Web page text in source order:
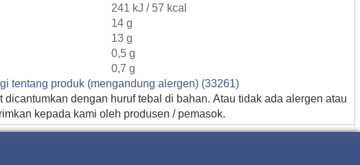
241 kJ / 57 kcal
14 g
13 g
0,5 g
0,7 g
tentang produk (mengandung alergen) (33261)
dicantumkan dengan huruf tebal di bahan. Atau tidak ada alergen atau
kepada kami oleh produsen / pemasok.